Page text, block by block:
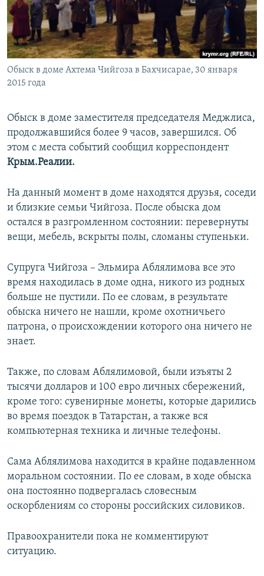
ПОБЕДИТЕЛЕЙ НЕ СУДЯТ?
КРЫМ.НЕПОКОРЕННЫЙ
ELIFBE
УКРАИНСКАЯ ПРОБЛЕМА КРЫМА
ПРИСОЕДИНЯЙТЕСЬ!
Все сайты RFE/RL
Обыск в доме Ахтема Чийгоза в Бахчисарае, 30 января
2015 года
Обыск в доме заместителя председателя Меджлиса,
продолжавшийся более 9 часов, завершился. Об
этом с места событий сообщил корреспондент
Крым.Реалии.
На данный момент в доме находятся друзья, соседи
и близкие семьи Чийгоза. После обыска дом
остался в разгромленном состоянии: перевернуты
вещи, мебель, вскрыты полы, сломаны ступеньки.
Супруга Чийгоза – Эльмира Аблялимова все это
время находилась в доме одна, никого из родных
больше не пустили. По ее словам, в результате
обыска ничего не нашли, кроме охотничьего
патрона, о происхождении которого она ничего не
знает.
Также, по словам Аблялимовой, были изъяты 2
тысячи долларов и 100 евро личных сбережений,
кроме того: сувенирные монеты, которые дарились
во время поездок в Татарстан, а также вся
компьютерная техника и личные телефоны.
Сама Аблялимова находится в крайне подавленном
моральном состоянии. По ее словам, в ходе обыска
она постоянно подвергалась словесным
оскорблениям со стороны российских силовиков.
Правоохранители пока не комментируют
ситуацию.